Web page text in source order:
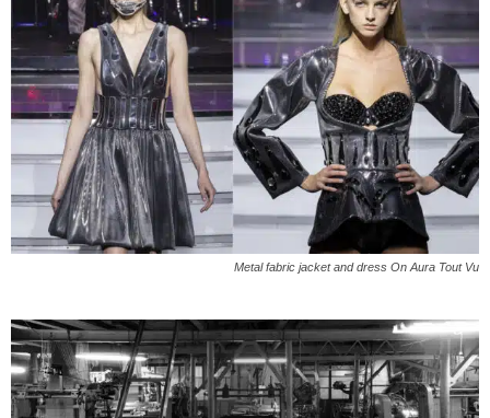
Metal fabric jacket and dress On Aura Tout Vu